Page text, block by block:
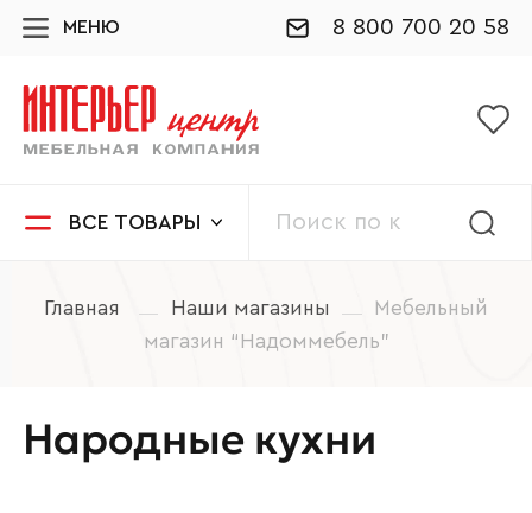
МЕНЮ 8 800 700 20 58
ВСЕ ТОВАРЫ
Главная Наши магазины
Мебельный
магазин “Надоммебель”
Народные кухни